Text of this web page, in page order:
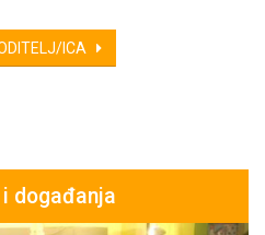
ICA
događanja